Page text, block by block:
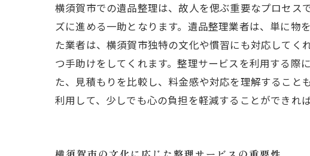
横須賀市での遺品整理は、故人を偲ぶ重要なプロセス
ズに進める一助となります。遺品整理業者は、単に物
た業者は、横須賀市独特の文化や慣習にも対応して
つ手助けをしてくれます。整理サービスを利用する際
た、見積もりを比較し、料金感や対応を理解すること
利用して、少しでも心の負担を軽減することができれ